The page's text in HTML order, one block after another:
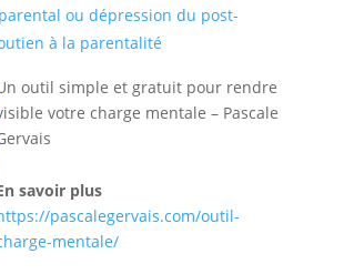
ou dépression du post-
à la parentalité
outil simple et gratuit pour rendre
votre charge mentale – Pascale
savoir plus
pascalegervais.com/outil-
mentale/